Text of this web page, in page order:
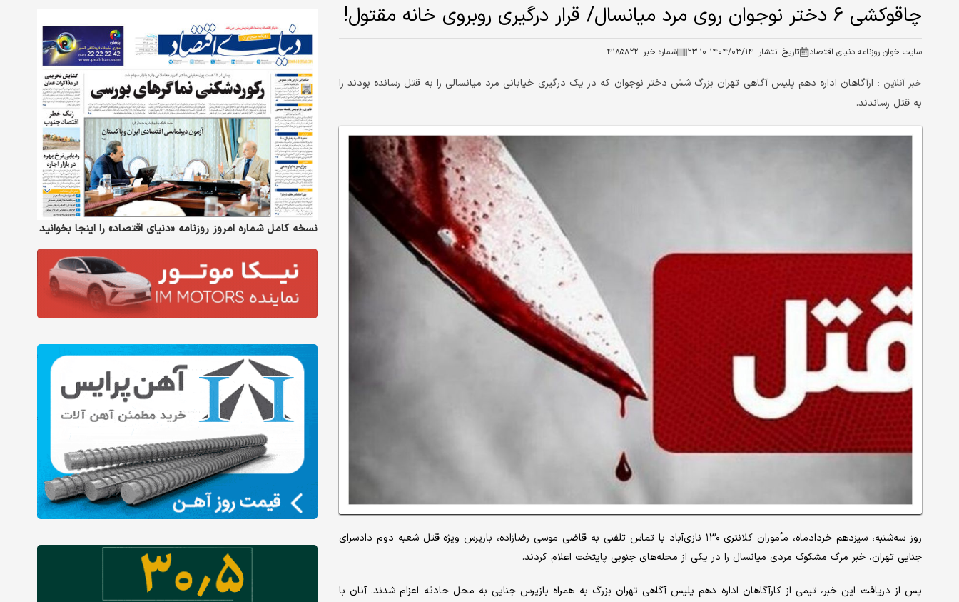
چاقوکشی ۶ دختر نوجوان روی مرد میانسال/ قرار درگیری روبروی خانه مقتول!
سایت خوان روزنامه دنیای اقتصاد تاریخ انتشار :۱۴۰۴/۰۳/۱۴ ۲۳:۱۰ شماره خبر :۴۱۸۵۸۲۲
خبر آنلاین : ارآگاهان اداره دهم پلیس آگاهی تهران بزرگ شش دختر نوجوان که در یک درگیری خیابانی مرد میانسالی را به قتل رسانده بودند را
به قتل رساندند.
روز سه‌شنبه، سیزدهم خردادماه، مأموران کلانتری ۱۳۰ نازی‌آباد با تماس تلفنی به قاضی موسی رضازاده، بازپرس ویژه قتل شعبه دوم دادسرای
جنایی تهران، خبر مرگ مشکوک مردی میانسال را در یکی از محله‌های جنوبی پایتخت اعلام کردند.
پس از دریافت این خبر، تیمی از کارآگاهان اداره دهم پلیس آگاهی تهران بزرگ به همراه بازپرس جنایی به محل حادثه اعزام شدند. آنان با
نسخه کامل شماره امروز روزنامه «دنیای‌ اقتصاد» را اینجا بخوانید